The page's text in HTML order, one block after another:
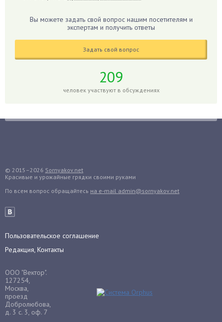
Годжи
Голубика
Гуава
Гузмания
Дайкон
Дендробиум
Денежное дерево
Драцена
Дыня
Ежевика
Вы можете задать свой вопрос нашим посетителям и
экспертам и получить ответы
Задать свой вопрос
209
человек участвуют в обсуждениях
© 2015–2026 Sornyakov.net
Красивые и урожайные грядки своими руками
По всем вопрос обращайтесь на e-mail admin@sornyakov.net
Пользовательское соглашение
Редакция, Контакты
ООО "Вектор".
127254,
Москва,
проезд
Добролюбова,
д. 3 с. 3, оф. 7